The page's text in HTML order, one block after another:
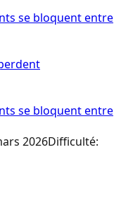
se bloquent entre
se bloquent entre
2026Difficulté: